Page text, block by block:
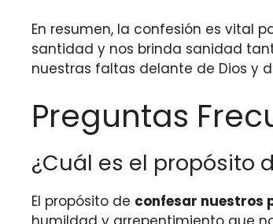
En resumen, la confesión es vital
santidad y nos brinda sanidad
nuestras faltas delante de Dios y
Preguntas
¿Cuál es el propósito
El propósito de confesar nuestros